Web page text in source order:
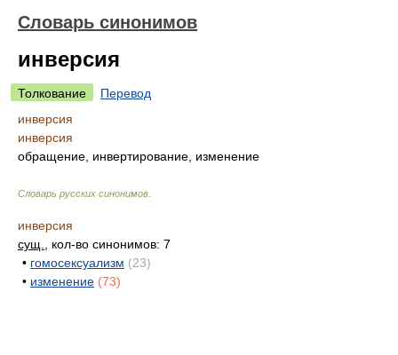
Словарь синонимов
инверсия
Толкование
Перевод
инверсия
инверсия
обращение, инвертирование, изменение
Словарь русских синонимов
инверсия
сущ.
, кол-во синонимов: 7
• гомосексуализм (23)
• изменение (73)